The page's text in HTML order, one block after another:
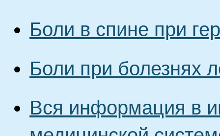
Боли в спине при
Боли при болезнях
Вся информация в